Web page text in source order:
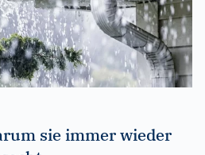
sie immer wieder